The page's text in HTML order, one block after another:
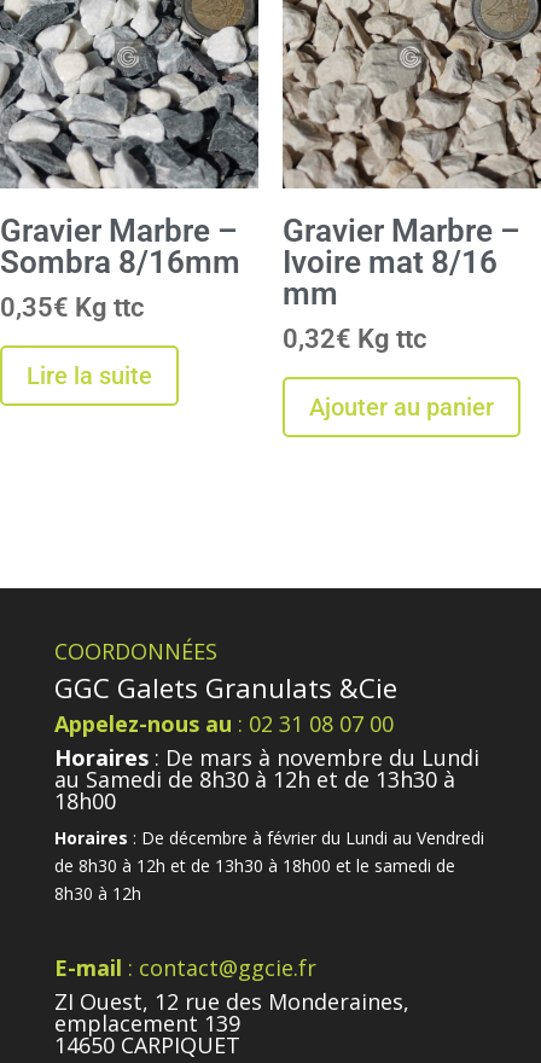
Gravier Marbre –
Sombra 8/16mm
0,35€ Kg
Lire la suite
Gravier Marbre –
Ivoire mat 8/16
mm
0,32€ Kg
Ajouter au panier
COORDONNÉES
GGC Galets Granulats &Cie
Appelez-nous au : 02 31 08 07 00
Horaires: De mars à novembre du Lundi
au Samedi de 8h30 à 12h et de 13h30 à
18h00
Horaires : De décembre à février du Lundi au Vendredi
de 8h30 à 12h et de 13h30 à 18h00 et le samedi de
8h30 à 12h
E-mail : contact@ggcie.fr
ZI Ouest, 12 rue des Monderaines,
emplacement 139
14650 CARPIQUET